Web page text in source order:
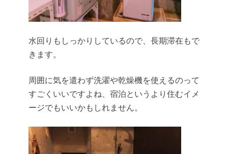
水回りもしっかりしているので、長期滞在もで
きます。
周囲に気を遣わず洗濯や乾燥機を使えるのって
すごくいいですよね、宿泊というより住むイメ
ージでもいいかもしれません。